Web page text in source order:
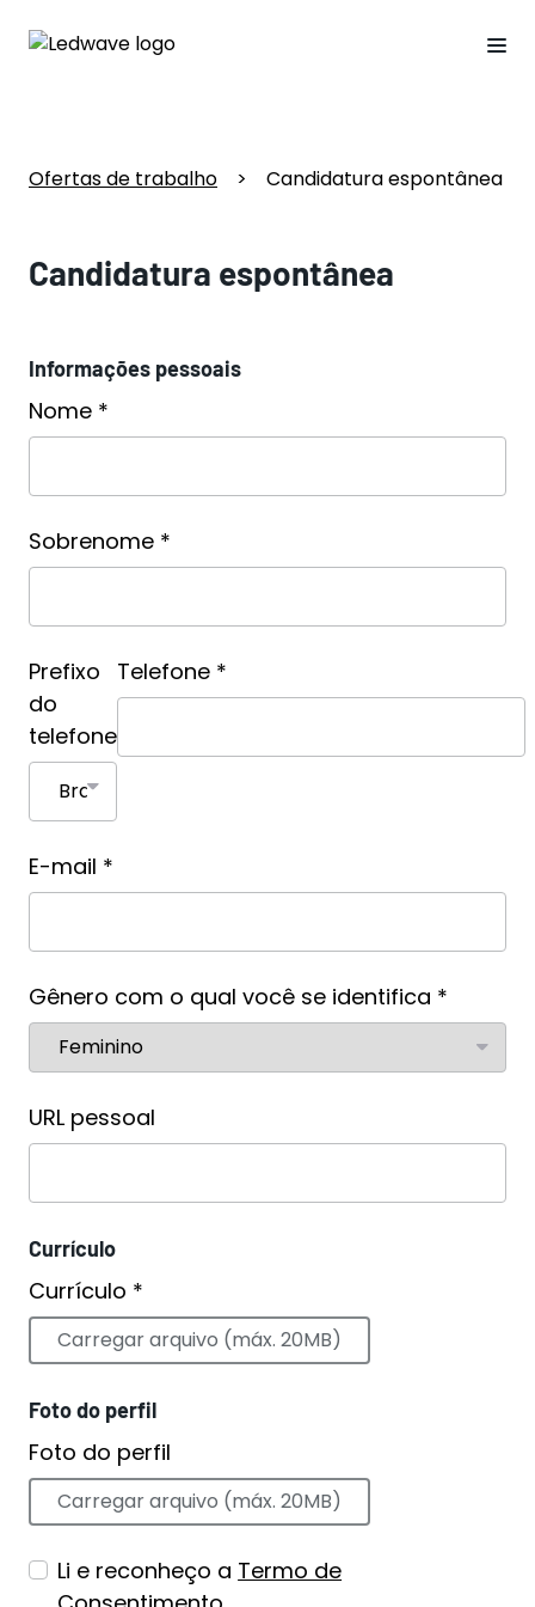
Ofertas de trabalho > Candidatura espontânea
Candidatura espontânea
Informações pessoais
Nome *
Sobrenome *
Prefixo
do
telefone
Telefone *
E-mail *
Gênero com o qual você se identifica *
URL pessoal
Currículo
Currículo *
Carregar arquivo (máx. 20MB)
Foto do perfil
Foto do perfil
Carregar arquivo (máx. 20MB)
Li e reconheço a Termo de